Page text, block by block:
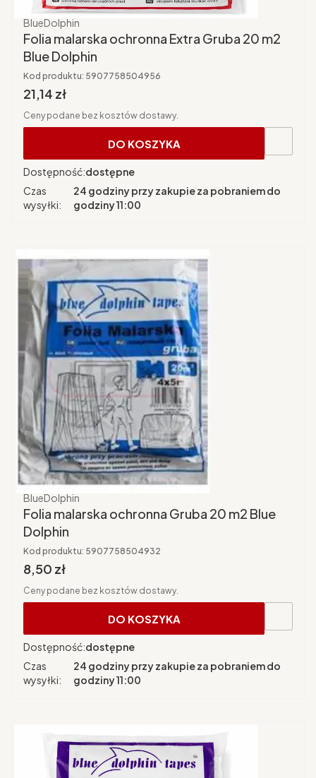
Producent
BlueDolphin
Folia malarska ochronna Extra Gruba 20 m2
Blue Dolphin
Kod produktu: 5907758504956
Cena brutto
21,14 zł
Ceny podane bez kosztów dostawy.
DO KOSZYKA
Dostępność:dostępne
Czas
wysyłki:
24 godziny przy zakupie za pobraniem do
godziny 11:00
Producent
BlueDolphin
Folia malarska ochronna Gruba 20 m2 Blue
Dolphin
Kod produktu: 5907758504932
Cena brutto
8,50 zł
Ceny podane bez kosztów dostawy.
DO KOSZYKA
Dostępność:dostępne
Czas
wysyłki:
24 godziny przy zakupie za pobraniem do
godziny 11:00